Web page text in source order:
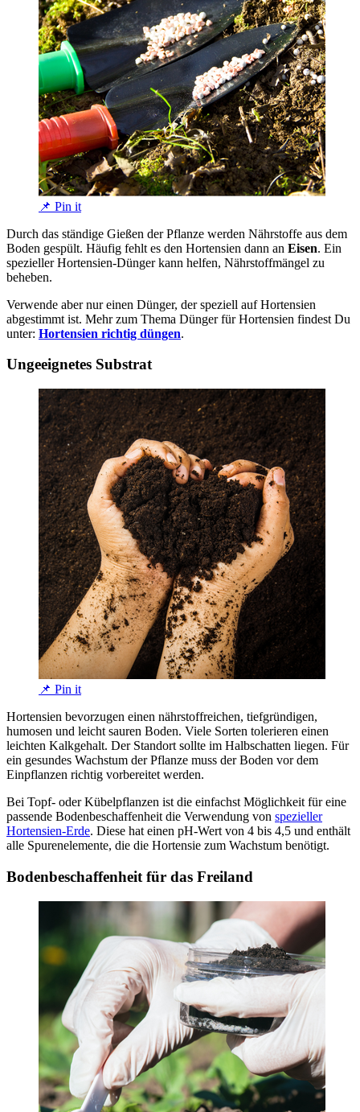
📌 Pin it
Durch das ständige Gießen der Pflanze werden Nährstoffe aus dem
Boden gespült. Häufig fehlt es den Hortensien dann an Eisen. Ein
spezieller Hortensien-Dünger kann helfen, Nährstoffmängel zu
beheben.
Verwende aber nur einen Dünger, der speziell auf Hortensien
abgestimmt ist. Mehr zum Thema Dünger für Hortensien findest Du
unter: Hortensien richtig düngen.
Ungeeignetes Substrat
📌 Pin it
Hortensien bevorzugen einen nährstoffreichen, tiefgründigen,
humosen und leicht sauren Boden. Viele Sorten tolerieren einen
leichten Kalkgehalt. Der Standort sollte im Halbschatten liegen. Für
ein gesundes Wachstum der Pflanze muss der Boden vor dem
Einpflanzen richtig vorbereitet werden.
Bei Topf- oder Kübelpflanzen ist die einfachst Möglichkeit für eine
passende Bodenbeschaffenheit die Verwendung von spezieller
Hortensien-Erde. Diese hat einen pH-Wert von 4 bis 4,5 und enthält
alle Spurenelemente, die die Hortensie zum Wachstum benötigt.
Bodenbeschaffenheit für das Freiland